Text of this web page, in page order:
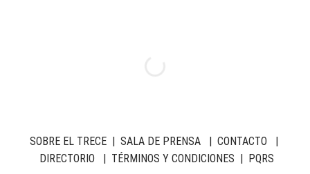
SOBRE EL TRECE| SALA DE PRENSA| CONTACTO |
DIRECTORIO | TÉRMINOS Y CONDICIONES | PQRS